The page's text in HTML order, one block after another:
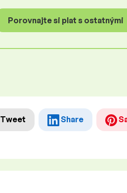
Porovnajte si plat s ostatnými
Tweet Share